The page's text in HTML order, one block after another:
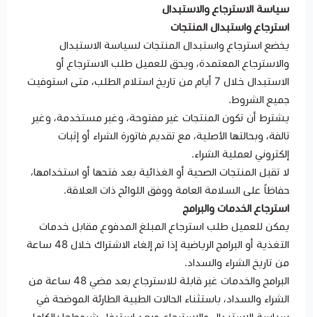
سياسة الاسترجاع والاستبدال
استرجاع واستبدال المنتجات
يخضع استرجاع واستبدال المنتجات لسياسة الاستبدال
والاسترجاع المعتمدة، ويحق للعميل طلب الاسترجاع أو
الاستبدال خلال 7 أيام من تاريخ استلام الطلب، متى استوفيت
جميع الشروط.
يشترط أن تكون المنتجات غير مفتوحة، وغير مستخدمة، وغير
تالفة، وبحالتها الأصلية، مع تقديم فاتورة الشراء أو إثبات
إلكتروني لعملية الشراء.
لا تقبل المنتجات الصحية أو الغذائية بعد فتحها أو استخدامها،
حفاظاً على السلامة العامة ووفق اللوائح ذات العلاقة.
استرجاع الخدمات والبرامج
يمكن للعميل طلب استرجاع المبلغ المدفوع مقابل خدمات
التغذية أو البرامج الرياضية إذا تم إلغاء الاشتراك خلال 48 ساعة
من تاريخ الشراء والسداد.
البرامج والخدمات غير قابلة للاسترجاع بعد مضي 48 ساعة من
الشراء والسداد، باستثناء الحالات الطبية الطارئة الموضحة في